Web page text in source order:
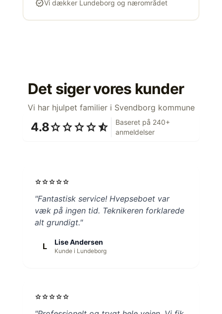
verifiedVi dækker Lundeborg og nærområdet
Det siger vores kunder
Vi har hjulpet familier i Svendborg kommune
4.8starstarstarstarstar_half
Baseret på 240+
anmeldelser
starstarstarstarstar
"Fantastisk service! Hvepseboet var
væk på ingen tid. Teknikeren forklarede
alt grundigt."
L Lise Andersen
Kunde i Lundeborg
starstarstarstarstar